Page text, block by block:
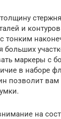
и
тонким
маркеры с
в наборе
позволит вам
на